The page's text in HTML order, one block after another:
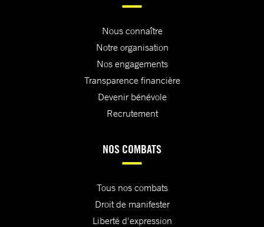
Nous connaître
Notre organisation
Nos engagements
Transparence financière
Devenir bénévole
Recrutement
NOS COMBATS
Tous nos combats
Droit de manifester
Liberté d'expression